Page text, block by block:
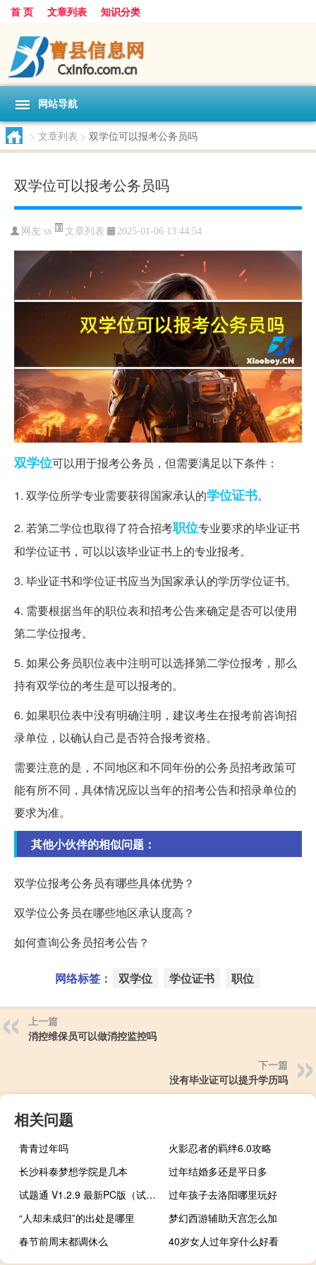
首 页 文章列表 知识分类
网站导航
> 文章列表 > 双学位可以报考公务员吗
双学位可以报考公务员吗
网友:sx 文章列表 2025-01-06 13:44:54
双学位可以用于报考公务员，但需要满足以下条件：
1. 双学位所学专业需要获得国家承认的学位证书。
2. 若第二学位也取得了符合招考职位专业要求的毕业证书
和学位证书，可以以该毕业证书上的专业报考。
3. 毕业证书和学位证书应当为国家承认的学历学位证书。
4. 需要根据当年的职位表和招考公告来确定是否可以使用
第二学位报考。
5. 如果公务员职位表中注明可以选择第二学位报考，那么
持有双学位的考生是可以报考的。
6. 如果职位表中没有明确注明，建议考生在报考前咨询招
录单位，以确认自己是否符合报考资格。
需要注意的是，不同地区和不同年份的公务员招考政策可
能有所不同，具体情况应以当年的招考公告和招录单位的
要求为准。
其他小伙伴的相似问题：
双学位报考公务员有哪些具体优势？
双学位公务员在哪些地区承认度高？
如何查询公务员招考公告？
网络标签： 双学位 学位证书 职位
上一篇
消控维保员可以做消控监控吗
下一篇
没有毕业证可以提升学历吗
相关问题
青青过年吗
火影忍者的羁绊6.0攻略
长沙科泰梦想学院是几本
过年结婚多还是平日多
试题通 V1.2.9 最新PC版（试题通 V1.2.9 最新PC版功能简介）
过年孩子去洛阳哪里玩好
“人却未成归”的出处是哪里
梦幻西游辅助天宫怎么加
春节前周末都调休么
40岁女人过年穿什么好看